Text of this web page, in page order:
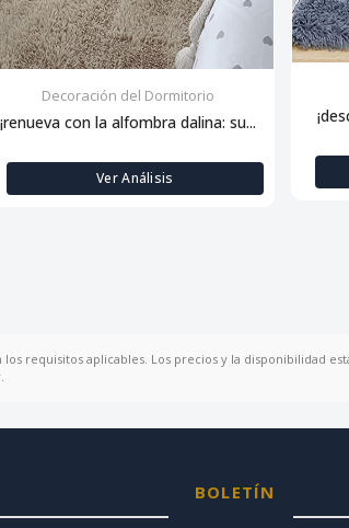
Decoración del Dormitorio
¡renueva con la alfombra dalina: su...
Ver Análisis
requisitos aplicables. Los precios y la disponibilidad
BOLETÍN